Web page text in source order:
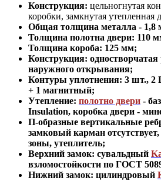
Конструкция: цельногнутая
коробки, замкнутая утепленная
Общая толщина металла - 1,8
Толщина полотна двери: 110
Толщина короба: 125 мм;
Конструкция:
наружного открывания;
Контуры уплотнения: 3 шт., 2
+ 1 магнитный;
Утепление: полотно двери -
Insulation, коробка двери -
П-образные вертикальные
замковый карман
зоны, утеплитель;
Верхний замок: сувальдный
взломостойкости по ГОСТ
Нижний замок: цилиндровый